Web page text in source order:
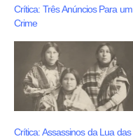
Crítica: Três Anúncios Para um
Crime
Crítica: Assassinos da Lua das